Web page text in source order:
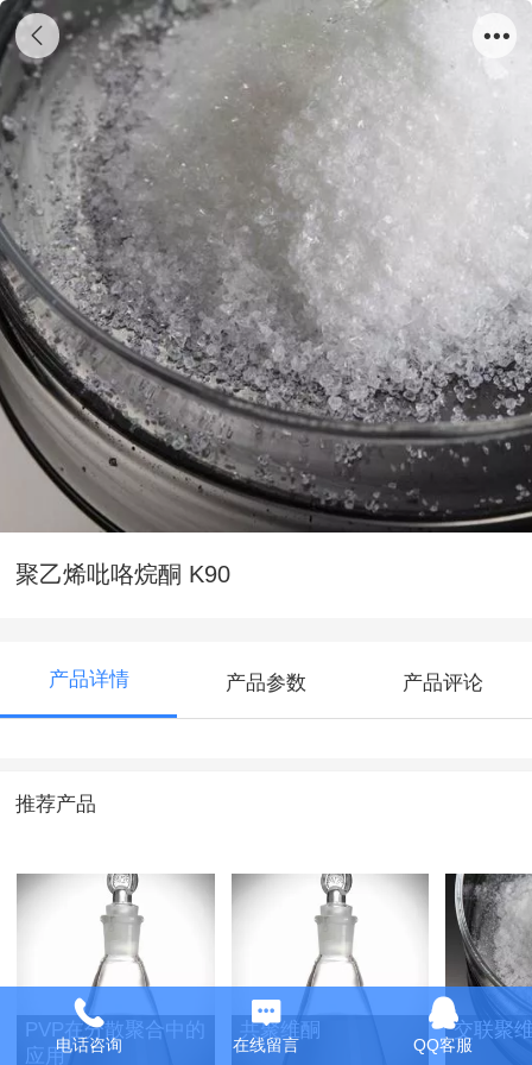
聚乙烯吡咯烷酮 K90
产品详情 产品参数 产品评论
推荐产品
PVP在分散聚合中的
应用
共聚维酮 交联聚
电话咨询 在线留言 QQ客服